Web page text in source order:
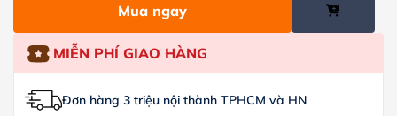
Mua ngay
MIỄN PHÍ GIAO HÀNG
Đơn hàng 3 triệu nội thành TPHCM và HN